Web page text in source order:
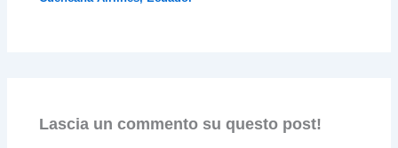
Lascia un commento su questo post!